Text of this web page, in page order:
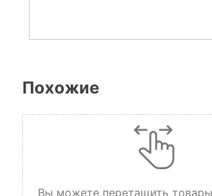
Похожие
Вы можете перетащить